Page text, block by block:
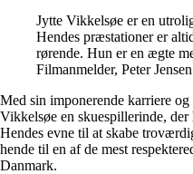
Jytte Vikkelsøe er en
Hendes præstationer er
rørende. Hun er en ægte
Filmanmelder, Peter Jensen
Med sin imponerende karriere
Vikkelsøe en skuespillerinde,
Hendes evne til at skabe
hende til en af de mest
Danmark.